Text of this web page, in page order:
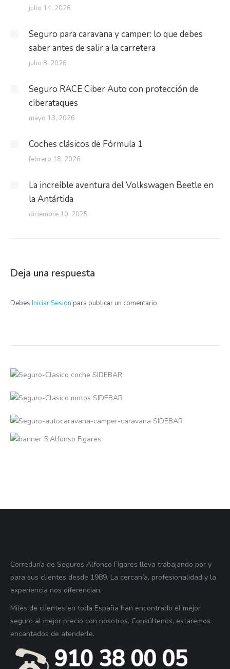
julio 14, 2026
Seguro para caravana y camper: lo que debes
saber antes de salir a la carretera
julio 8, 2026
Seguro RACE Ciber Auto con protección de
ciberataques
mayo 13, 2026
Coches clásicos de Fórmula 1
febrero 18, 2026
La increíble aventura del Volkswagen Beetle en
la Antártida
diciembre 10, 2025
Deja una respuesta
Debes Iniciar Sesión para publicar un comentario.
Correduría de Seguros Alfonso Fígares lleva trabajando por y
para sus clientes desde 1989. La cercanía, profesionalidad y la
experiencia nos diferencian.
Miles de clientes en toda España han encontrado el mejor
seguro al mejor precio con nosotros. Consúltenos, estaremos
encantados de atenderle.